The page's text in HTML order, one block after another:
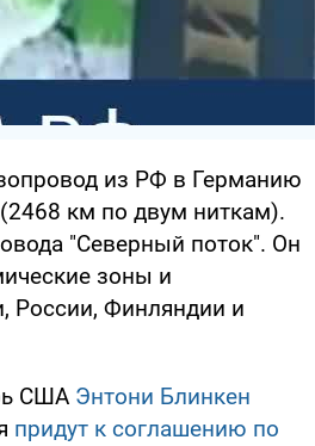
из РФ в Германию
км по двум ниткам).
"Северный поток". Он
зоны и
России, Финляндии и
США Энтони Блинкен
придут к соглашению по